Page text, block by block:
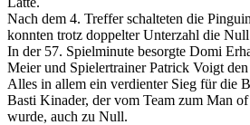
Nach dem 4. Treffer schalteten die
konnten trotz doppelter Unterzahl die
In der 57. Spielminute besorgte Domi
Meier und Spielertrainer Patrick Voigt
Alles in allem ein verdienter Sieg für die
Basti Kinader, der vom Team zum Man
wurde, auch zu Null.